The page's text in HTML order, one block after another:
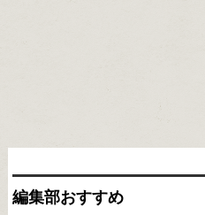
編集部おすすめ